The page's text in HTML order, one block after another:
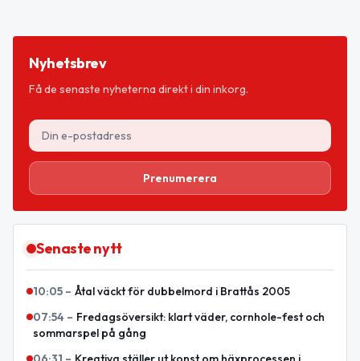
Nyhetsbrev
Få de senaste nyheterna direkt i din inkorg.
Prenumerera
Senaste nytt
10:05 – Åtal väckt för dubbelmord i Brattås 2005
07:54 – Fredagsöversikt: klart väder, cornhole-fest och
sommarspel på gång